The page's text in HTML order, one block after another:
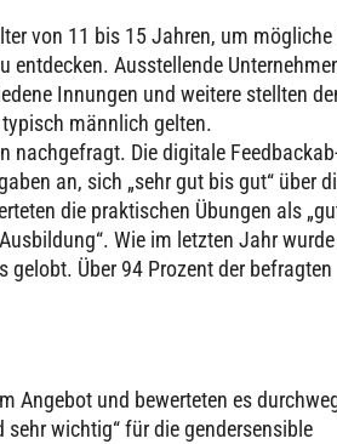
von 11 bis 15 Jahren, um
Aus­stel­lende
Innungen und weitere stellten
männlich gelten.
nach­ge­fragt. Die digitale
an, sich „sehr gut bis gut“ über
die prak­ti­schen Übungen als
Wie im letzten Jahr
gelobt. Über 94 Prozent der befrag­ten
Angebot und bewer­te­ten es
wichtig“ für die gen­der­sen­si­ble